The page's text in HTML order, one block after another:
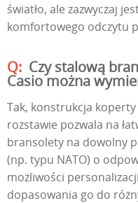
światło, ale zazwyczaj
komfortowego odczytu
Czy stalową
Casio można
Tak, konstrukcja
rozstawie pozwala na
bransolety na dowolny
(np. typu NATO) o
możliwości
dopasowania go do